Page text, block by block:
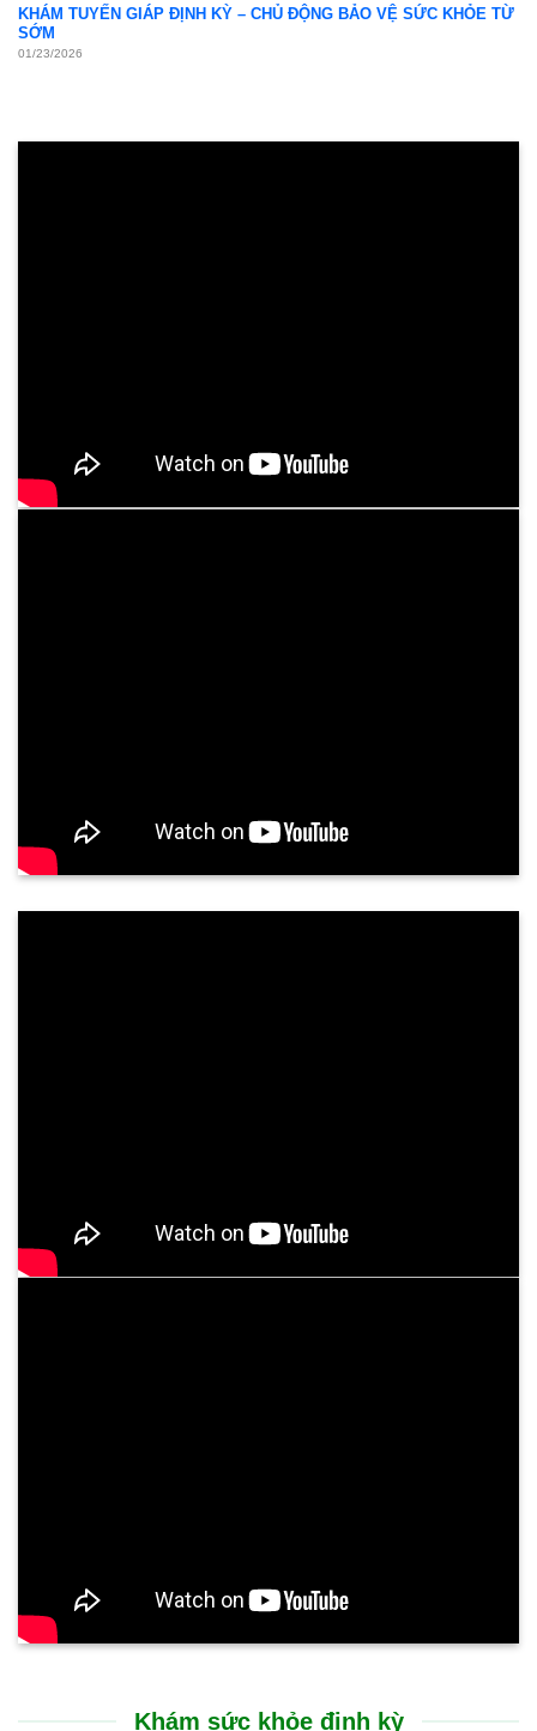
KHÁM TUYẾN GIÁP ĐỊNH KỲ – CHỦ ĐỘNG BẢO VỆ SỨC KHỎE TỪ
SỚM
01/23/2026
Khám sức khỏe định kỳ